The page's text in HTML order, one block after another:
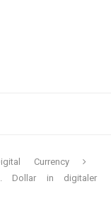
Currency
Dollar in digitaler